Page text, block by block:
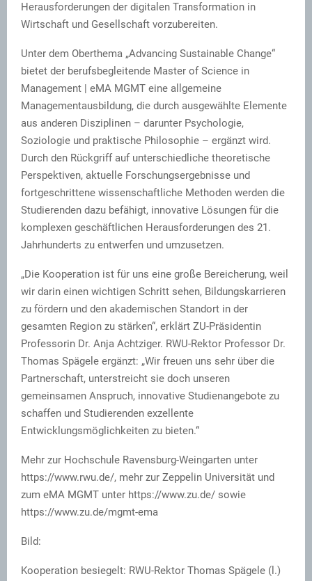
Herausforderungen der digitalen Transformation in
Wirtschaft und Gesellschaft vorzubereiten.
Unter dem Oberthema „Advancing Sustainable Change“
bietet der berufsbegleitende Master of Science in
Management | eMA MGMT eine allgemeine
Managementausbildung, die durch ausgewählte Elemente
aus anderen Disziplinen – darunter Psychologie,
Soziologie und praktische Philosophie – ergänzt wird.
Durch den Rückgriff auf unterschiedliche theoretische
Perspektiven, aktuelle Forschungsergebnisse und
fortgeschrittene wissenschaftliche Methoden werden die
Studierenden dazu befähigt, innovative Lösungen für die
komplexen geschäftlichen Herausforderungen des 21.
Jahrhunderts zu entwerfen und umzusetzen.
„Die Kooperation ist für uns eine große Bereicherung, weil
wir darin einen wichtigen Schritt sehen, Bildungskarrieren
zu fördern und den akademischen Standort in der
gesamten Region zu stärken“, erklärt ZU-Präsidentin
Professorin Dr. Anja Achtziger. RWU-Rektor Professor Dr.
Thomas Spägele ergänzt: „Wir freuen uns sehr über die
Partnerschaft, unterstreicht sie doch unseren
gemeinsamen Anspruch, innovative Studienangebote zu
schaffen und Studierenden exzellente
Entwicklungsmöglichkeiten zu bieten.“
Mehr zur Hochschule Ravensburg-Weingarten unter
https://www.rwu.de/, mehr zur Zeppelin Universität und
zum eMA MGMT unter https://www.zu.de/ sowie
https://www.zu.de/mgmt-ema
Bild:
Kooperation besiegelt: RWU-Rektor Thomas Spägele (l.)